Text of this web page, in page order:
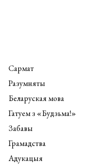
Сармат
Разумняты
Беларуская мова
Гатуем з «Будзьма!»
Забавы
Грамадства
Адукацыя